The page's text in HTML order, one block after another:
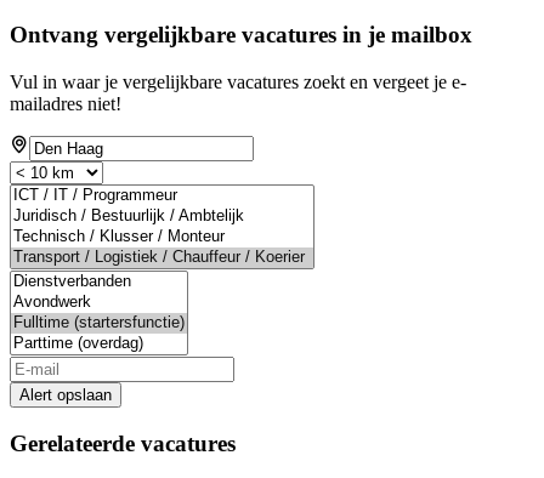
Ontvang vergelijkbare vacatures in je mailbox
Vul in waar je vergelijkbare vacatures zoekt en vergeet je e-
mailadres niet!
Alert opslaan
Gerelateerde vacatures